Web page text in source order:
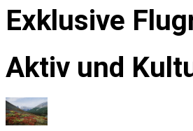
Exklusive
Aktiv und